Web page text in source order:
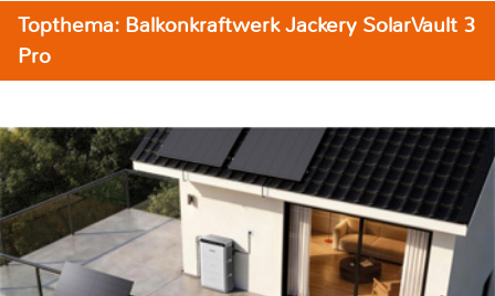
Topthema: Balkonkraftwerk Jackery SolarVault 3
Pro